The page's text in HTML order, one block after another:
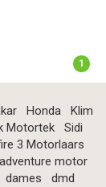
1
Honda
Klim
Motortek
Sidi
3 Motorlaars
adventure motor
dames
dmd